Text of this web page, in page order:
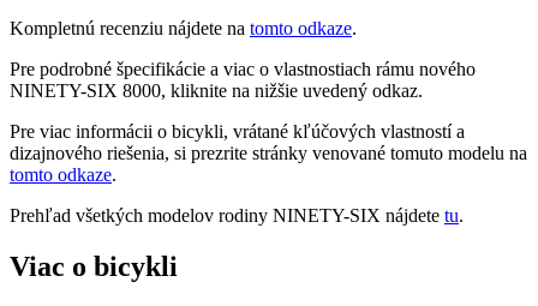
Kompletnú recenziu nájdete na tomto odkaze.
Pre podrobné špecifikácie a viac o vlastnostiach rámu nového
NINETY-SIX 8000, kliknite na nižšie uvedený odkaz.
Pre viac informácii o bicykli, vrátané kľúčových vlastností a
dizajnového riešenia, si prezrite stránky venované tomuto modelu na
tomto odkaze.
Prehľad všetkých modelov rodiny NINETY-SIX nájdete tu.
Viac o bicykli